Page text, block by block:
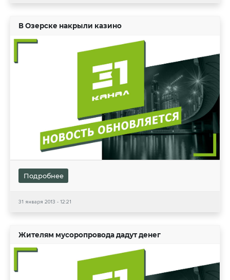
В Озерске накрыли казино
Подробнее
31 января 2013 - 12:21
Жителям мусоропровода дадут денег